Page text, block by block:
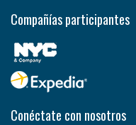
Compañías participantes
Conéctate con nosotros